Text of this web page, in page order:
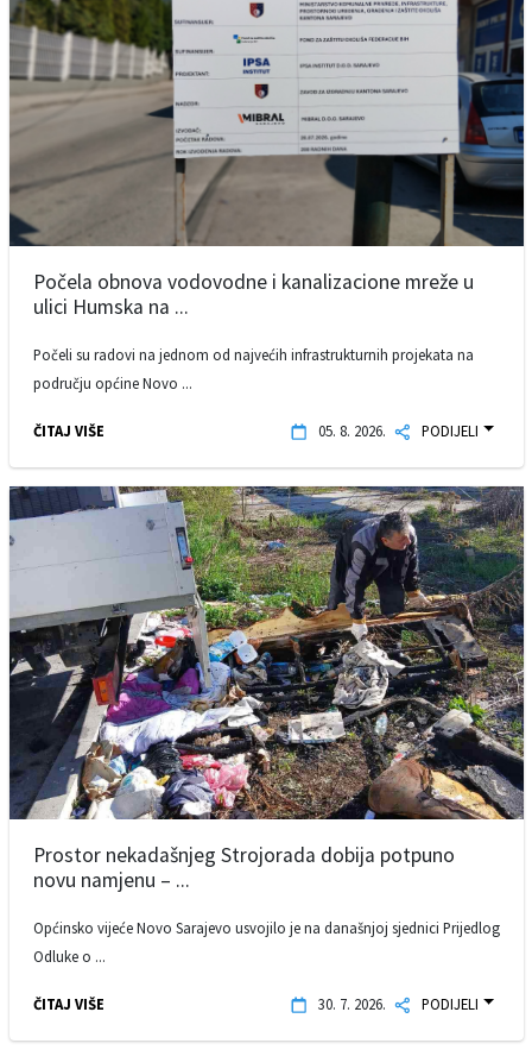
Počela obnova vodovodne i kanalizacione mreže u
ulici Humska na ...
Počeli su radovi na jednom od najvećih infrastrukturnih projekata na
području općine Novo ...
ČITAJ VIŠE 05. 8. 2026. PODIJELI
Prostor nekadašnjeg Strojorada dobija potpuno
novu namjenu – ...
Općinsko vijeće Novo Sarajevo usvojilo je na današnjoj sjednici Prijedlog
Odluke o ...
ČITAJ VIŠE 30. 7. 2026. PODIJELI